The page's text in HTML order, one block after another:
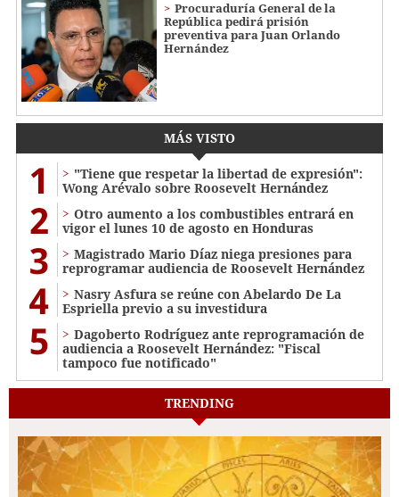
Procuraduría General de la
República pedirá prisión
preventiva para Juan Orlando
Hernández
MÁS VISTO
1
"Tiene que respetar la libertad de expresión":
Wong Arévalo sobre Roosevelt Hernández
2
Otro aumento a los combustibles entrará en
vigor el lunes 10 de agosto en Honduras
3
Magistrado Mario Díaz niega presiones para
reprogramar audiencia de Roosevelt Hernández
4
Nasry Asfura se reúne con Abelardo De La
Espriella previo a su investidura
5
Dagoberto Rodríguez ante reprogramación de
audiencia a Roosevelt Hernández: "Fiscal
tampoco fue notificado"
TRENDING